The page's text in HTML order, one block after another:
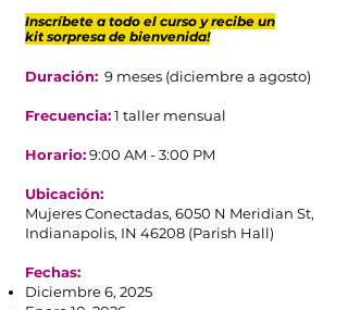
Inscríbete a todo el curso y recibe un
kit sorpresa de bienvenida!
Duración: 9 meses (diciembre a agosto)
Frecuencia:1 taller mensual
Horario:9:00 AM - 3:00 PM
Ubicación:
Mujeres Conectadas, 6050 N Meridian St,
Indianapolis, IN 46208 (Parish Hall)
Fechas:
Diciembre 6, 2025